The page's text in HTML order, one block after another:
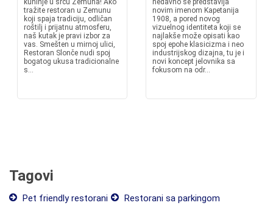
kuhinje u srcu Zemuna! Ako
tražite restoran u Zemunu
koji spaja tradiciju, odličan
roštilj i prijatnu atmosferu,
naš kutak je pravi izbor za
vas. Smešten u mirnoj ulici,
Restoran Slonče nudi spoj
bogatog ukusa tradicionalne
s...
nedavno se predstavlja
novim imenom Kapetanija
1908, a pored novog
vizuelnog identiteta koji se
najlakše može opisati kao
spoj epohe klasicizma i neo
industrijskog dizajna, tu je i
novi koncept jelovnika sa
fokusom na odr...
Tagovi
Pet friendly restorani Restorani sa parkingom